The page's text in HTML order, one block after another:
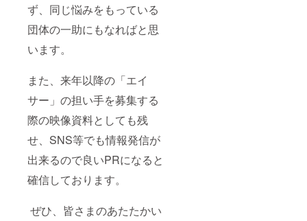
ず、同じ悩みをもっている
団体の一助にもなればと思
います。
また、来年以降の「エイ
サー」の担い手を募集する
際の映像資料としても残
せ、SNS等でも情報発信が
出来るので良いPRになると
確信しております。
ぜひ、皆さまのあたたかい